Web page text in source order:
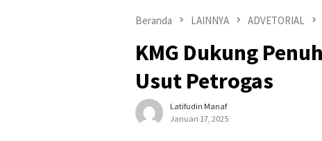
Beranda LAINNYA ADVETORIAL
KMG Dukung
Usut Petrogas
Latifudin Manaf
Januari 17, 2025